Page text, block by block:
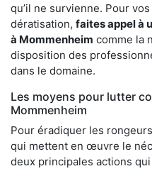
qu’il ne survienne. Pour
dératisation, faites appel à
à Mommenheim comme la
disposition des
dans le domaine.
Les moyens pour lutter
Mommenheim
Pour éradiquer les
qui mettent en œuvre le
deux principales actions